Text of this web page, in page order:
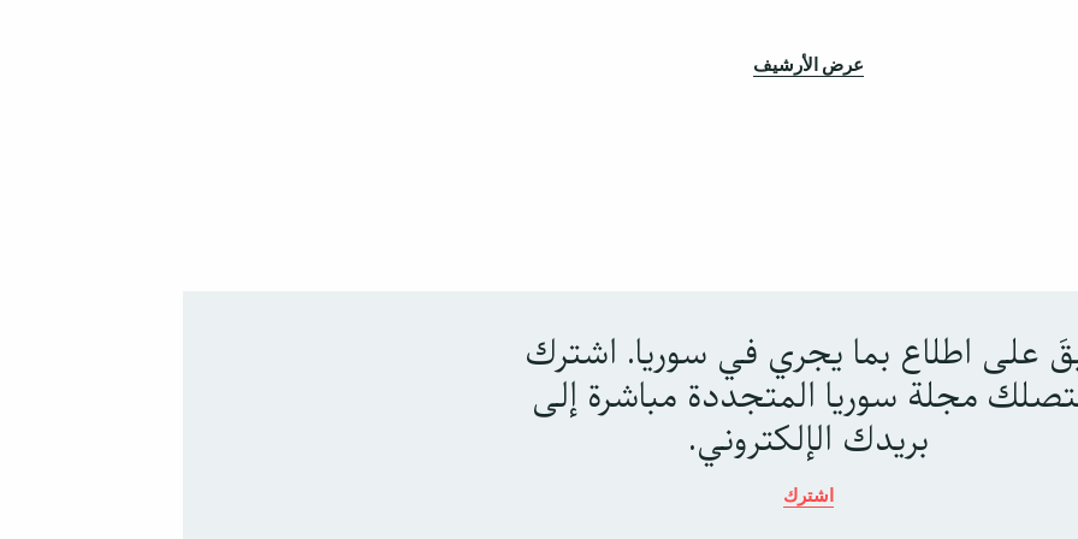
عرض الأرشيف
على اطلاع بما يجري في سوريا. اشترك
مجلة سوريا المتجددة مباشرة إلى
بريدك الإلكتروني.
اشترك